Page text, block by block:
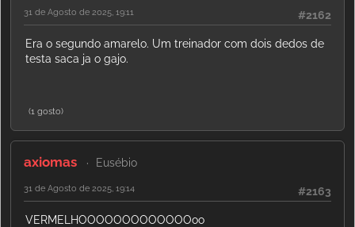
#2162
31 de Agosto de 2025, 19:11
Era o segundo amarelo. Um treinador com dois dedos de
testa saca ja o gajo.
(1 gosto)
axiomas Eusébio
#2163
31 de Agosto de 2025, 19:14
VERMELHOOOOOOOOOOOOOoo